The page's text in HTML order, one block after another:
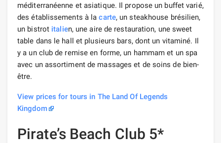
méditerranéenne et asiatique. Il propose un buffet varié,
des établissements à lacarte, un steakhouse brésilien,
un bistrot italien, une aire de restauration, une sweet
table dans le hall et plusieurs bars, dont un vitaminé. Il
y a un club de remise en forme, un hammam et un spa
avec un assortiment de massages et de soins de bien-
être.
View prices for tours in The Land Of Legends
Kingdom
Pirate’s Beach Club 5*